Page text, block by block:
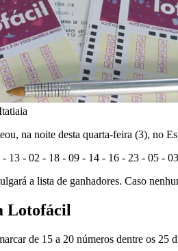
na noite desta quarta-feira (3), no
- 13 - 02 - 18 - 09 - 14 - 16 - 23 - 05 -
a lista de ganhadores. Caso
Lotofácil
de 15 a 20 números dentre os 25